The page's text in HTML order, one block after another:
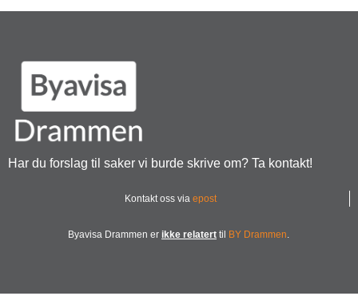
Har du forslag til saker vi burde skrive om? Ta kontakt!
Kontakt oss via epost
Byavisa Drammen er ikke relatert til BY Drammen